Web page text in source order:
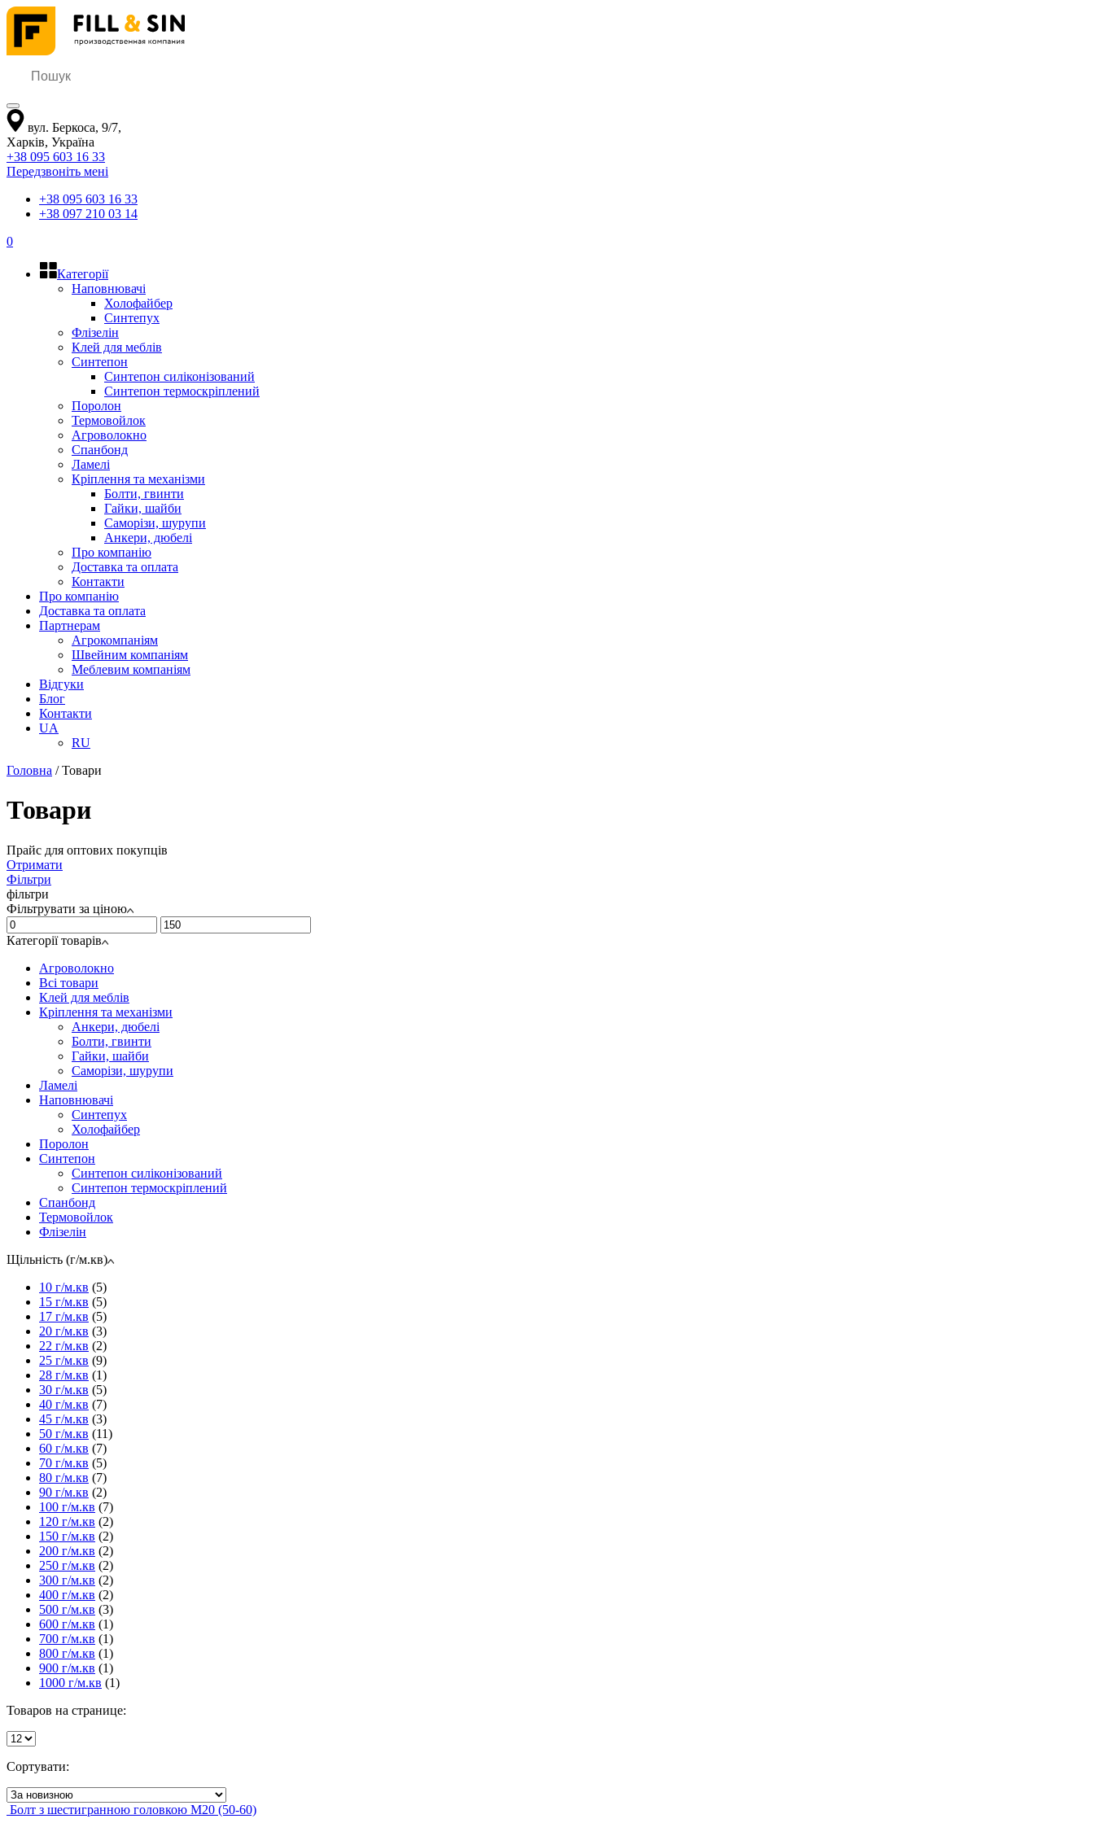
вул. Беркоса, 9/7,
Харків, Україна
+38 095 603 16 33
Передзвоніть мені
+38 095 603 16 33
+38 097 210 03 14
0
Категорії
Наповнювачі
Холофайбер
Синтепух
Флізелін
Клей для меблів
Синтепон
Синтепон силіконізований
Синтепон термоскріплений
Поролон
Термовойлок
Агроволокно
Спанбонд
Ламелі
Кріплення та механізми
Болти, гвинти
Гайки, шайби
Саморізи, шурупи
Анкери, дюбелі
Про компанію
Доставка та оплата
Контакти
Про компанію
Доставка та оплата
Партнерам
Агрокомпаніям
Швейним компаніям
Меблевим компаніям
Відгуки
Блог
Контакти
UA
RU
Головна /Товари
Товари
Прайс для оптових покупців
Отримати
Фільтри
фільтри
Фільтрувати за ціною
Категорії товарів
Агроволокно
Всі товари
Клей для меблів
Кріплення та механізми
Анкери, дюбелі
Болти, гвинти
Гайки, шайби
Саморізи, шурупи
Ламелі
Наповнювачі
Синтепух
Холофайбер
Поролон
Синтепон
Синтепон силіконізований
Синтепон термоскріплений
Спанбонд
Термовойлок
Флізелін
Щільність (г/м.кв)
10 г/м.кв (5)
15 г/м.кв (5)
17 г/м.кв (5)
20 г/м.кв (3)
22 г/м.кв (2)
25 г/м.кв (9)
28 г/м.кв (1)
30 г/м.кв (5)
40 г/м.кв (7)
45 г/м.кв (3)
50 г/м.кв (11)
60 г/м.кв (7)
70 г/м.кв (5)
80 г/м.кв (7)
90 г/м.кв (2)
100 г/м.кв (7)
120 г/м.кв (2)
150 г/м.кв (2)
200 г/м.кв (2)
250 г/м.кв (2)
300 г/м.кв (2)
400 г/м.кв (2)
500 г/м.кв (3)
600 г/м.кв (1)
700 г/м.кв (1)
800 г/м.кв (1)
900 г/м.кв (1)
1000 г/м.кв (1)
Товаров на странице:
Сортувати:
Болт з шестигранною головкою М20 (50-60)